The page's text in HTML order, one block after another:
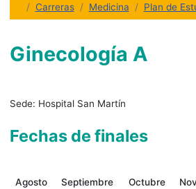
Carreras
Medicina Plan de
Ginecología A
Sede: Hospital San Martín
Fechas de finales
Agosto Septiembre Octubre